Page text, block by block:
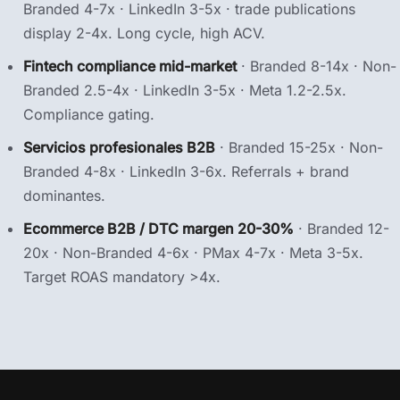
Branded 4-7x · LinkedIn 3-5x · trade publications
display 2-4x. Long cycle, high ACV.
Fintech compliance mid-market· Branded 8-14x · Non-
Branded 2.5-4x · LinkedIn 3-5x · Meta 1.2-2.5x.
Compliance gating.
Servicios profesionales B2B · Branded 15-25x · Non-
Branded 4-8x · LinkedIn 3-6x. Referrals + brand
dominantes.
Ecommerce B2B / DTC margen 20-30% · Branded 12-
20x · Non-Branded 4-6x · PMax 4-7x · Meta 3-5x.
Target ROAS mandatory >4x.